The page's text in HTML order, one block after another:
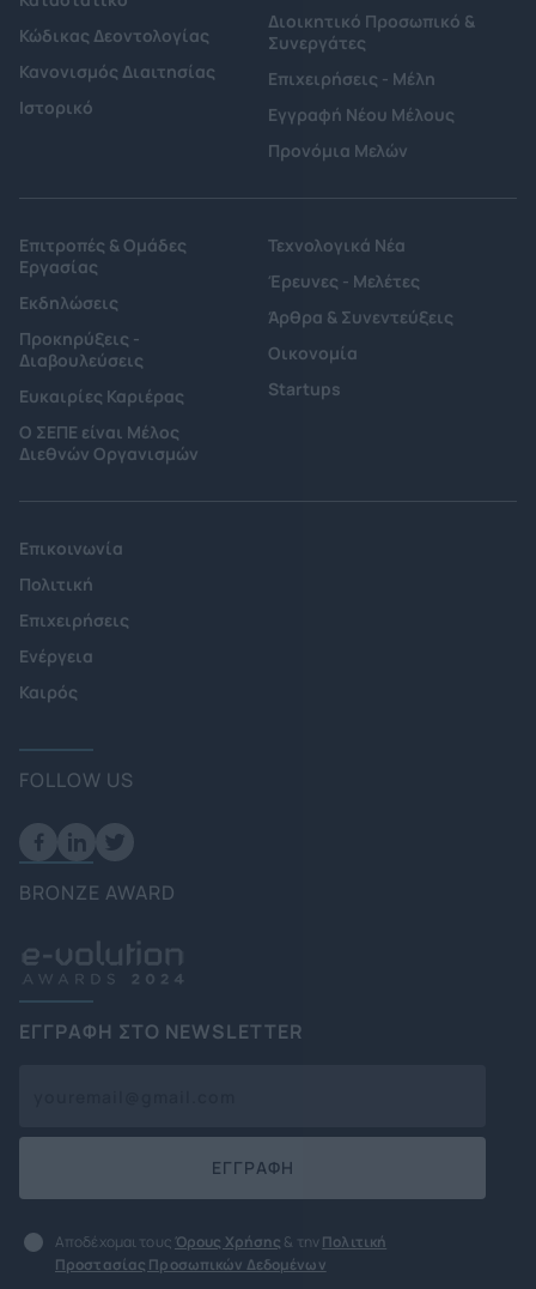
Κώδικας Δεοντολογίας
Κανονισμός Διαιτησίας
Ιστορικό
Διοικητικό Προσωπικό &
Συνεργάτες
Επιχειρήσεις - Μέλη
Εγγραφή Νέου Μέλους
Προνόμια Μελών
Επιτροπές & Ομάδες
Εργασίας
Εκδηλώσεις
Προκηρύξεις -
Διαβουλεύσεις
Ευκαιρίες Καριέρας
Ο ΣΕΠΕ είναι Μέλος
Διεθνών Οργανισμών
Τεχνολογικά Νέα
Έρευνες - Μελέτες
Άρθρα & Συνεντεύξεις
Οικονομία
Startups
Επικοινωνία
Πολιτική
Επιχειρήσεις
Ενέργεια
Καιρός
FOLLOW US
BRONZE AWARD
ΕΓΓΡΑΦΗ ΣΤΟ NEWSLETTER
ΕΓΓΡΑΦΗ
Αποδέχομαι τους Όρους Χρήσης & την Πολιτική
Προστασίας Προσωπικών Δεδομένων